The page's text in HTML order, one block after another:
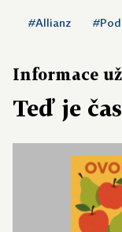
#Allianz
Informace
Teď je